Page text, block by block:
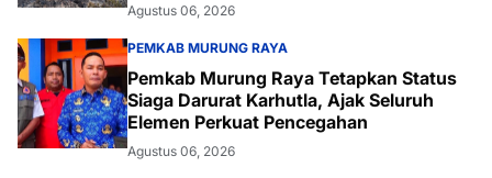
Agustus 06, 2026
PEMKAB MURUNG RAYA
Pemkab Murung Raya Tetapkan Status
Siaga Darurat Karhutla, Ajak Seluruh
Elemen Perkuat Pencegahan
Agustus 06, 2026